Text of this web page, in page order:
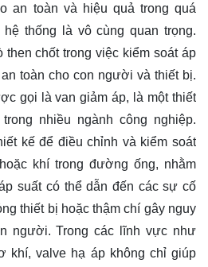
an toàn và hiệu quả trong quá
thống là vô cùng quan trọng.
then chốt trong việc kiểm soát áp
toàn cho con người và thiết bị.
gọi là van giảm áp, là một thiết
nhiều ngành công nghiệp.
kế để điều chỉnh và kiểm soát
khí trong đường ống, nhằm
suất có thể dẫn đến các sự cố
thiết bị hoặc thậm chí gây nguy
người. Trong các lĩnh vực như
khí, valve hạ áp không chỉ giúp